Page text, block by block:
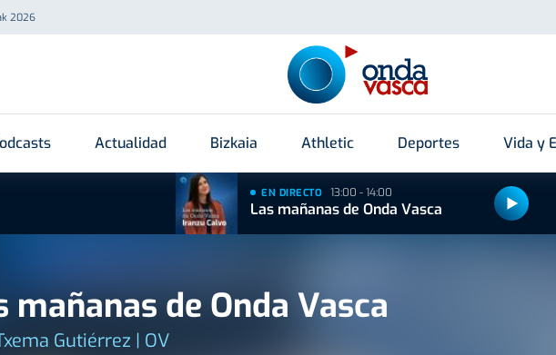
2026
Actualidad Bizkaia Athletic Deportes Vida y
EN DIRECTO 13:00 - 14:00
Las mañanas de Onda Vasca
mañanas de Onda Vasca
Gutiérrez | OV